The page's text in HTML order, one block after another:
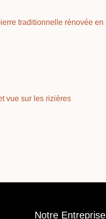
Notre Entreprise